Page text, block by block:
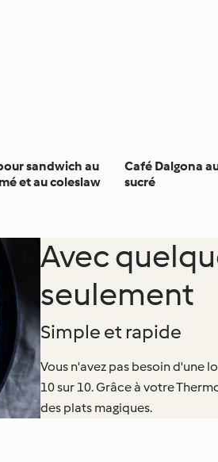
sandwich au
et au coleslaw
Café Dalgona
sucré
Avec
seulement
Simple et rapide
Vous n'avez pas besoin d'une
10 sur 10. Grâce à votre
des plats magiques.